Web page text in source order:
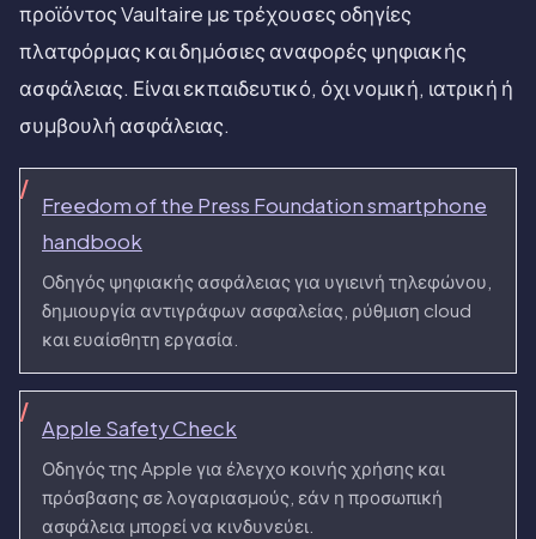
προϊόντος Vaultaire με τρέχουσες οδηγίες
πλατφόρμας και δημόσιες αναφορές ψηφιακής
ασφάλειας. Είναι εκπαιδευτικό, όχι νομική, ιατρική ή
συμβουλή ασφάλειας.
Freedom of the Press Foundation smartphone
handbook
Οδηγός ψηφιακής ασφάλειας για υγιεινή τηλεφώνου,
δημιουργία αντιγράφων ασφαλείας, ρύθμιση cloud
και ευαίσθητη εργασία.
Apple Safety Check
Οδηγός της Apple για έλεγχο κοινής χρήσης και
πρόσβασης σε λογαριασμούς, εάν η προσωπική
ασφάλεια μπορεί να κινδυνεύει.